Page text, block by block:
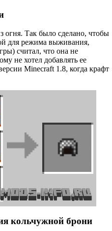
огня. Так было сделано, чтобы
для режима выживания,
считал, что она не
не хотел добавлять ее
Minecraft 1.8, когда крафт
кольчужной брони